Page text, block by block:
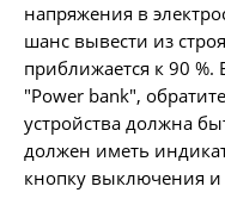
напряжения в
шанс вывести из
приближается к 90
"Power bank",
устройства должна
должен иметь
кнопку выключения и